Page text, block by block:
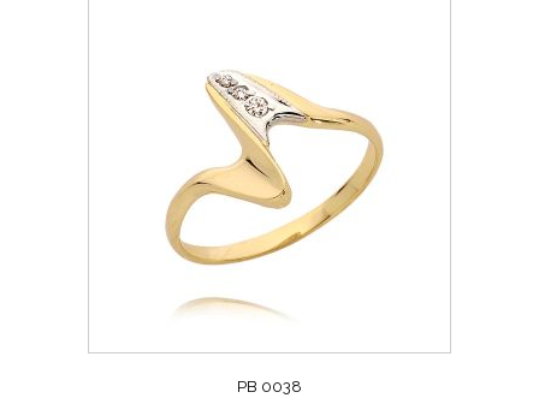
PB 0038